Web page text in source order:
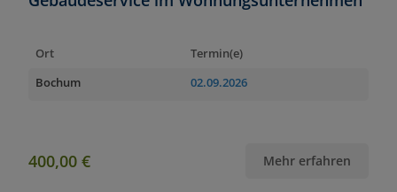
Ort
Termin(e)
Bochum
02.09.2026
400,00 € Mehr erfahren